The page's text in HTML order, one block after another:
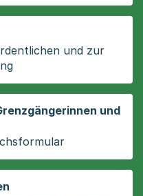
und zur
und